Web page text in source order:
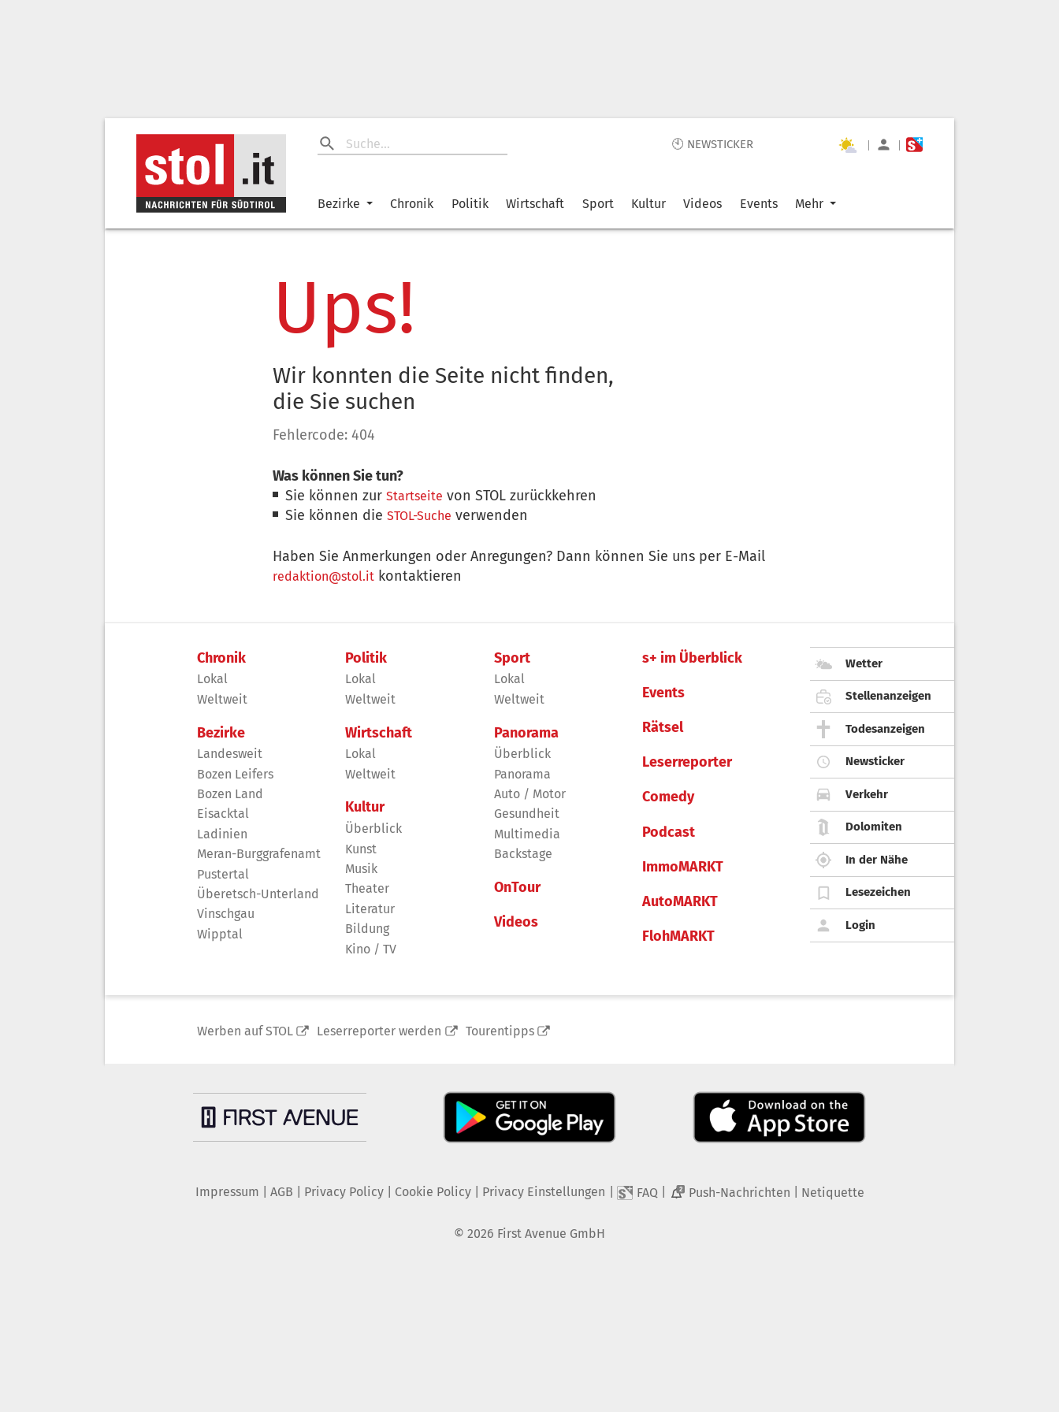
🕙 NEWSTICKER | |
Bezirke Chronik Politik Wirtschaft Sport Kultur Videos Events Mehr
Ups!
Wir konnten die Seite nicht finden,
die Sie suchen
Fehlercode: 404
Was können Sie tun?
Sie können zurStartseite von STOL zurückkehren
Sie können dieSTOL-Suche verwenden
Haben Sie Anmerkungen oder Anregungen? Dann können Sie uns per E-Mail
redaktion@stol.it kontaktieren
Chronik
Lokal
Weltweit
Bezirke
Landesweit
Bozen Leifers
Bozen Land
Eisacktal
Ladinien
Meran-Burggrafenamt
Pustertal
Überetsch-Unterland
Vinschgau
Wipptal
Politik
Lokal
Weltweit
Wirtschaft
Lokal
Weltweit
Kultur
Überblick
Kunst
Musik
Theater
Literatur
Bildung
Kino / TV
Sport
Lokal
Weltweit
Panorama
Überblick
Panorama
Auto / Motor
Gesundheit
Multimedia
Backstage
OnTour
Videos
s+ im Überblick
Events
Rätsel
Leserreporter
Comedy
Podcast
ImmoMARKT
AutoMARKT
FlohMARKT
Wetter
Stellenanzeigen
Todesanzeigen
Newsticker
Verkehr
Dolomiten
In der Nähe
Lesezeichen
Login
Werben auf STOL Leserreporter werden Tourentipps
Impressum AGB Privacy Policy| Cookie Policy| Privacy Einstellungen FAQ 2 Push-Nachrichten Netiquette
© 2026 First Avenue GmbH